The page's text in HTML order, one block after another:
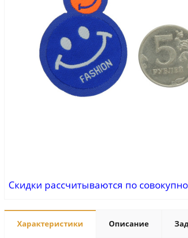
Скидки рассчитываются по
Характеристики Описание